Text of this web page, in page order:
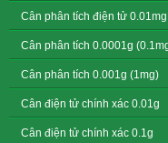
Cân phân tích điện tử 0.01mg
Cân phân tích 0.0001g
Cân phân tích 0.001g (1mg)
Cân điện tử chính xác 0.01g
Cân điện tử chính xác 0.1g